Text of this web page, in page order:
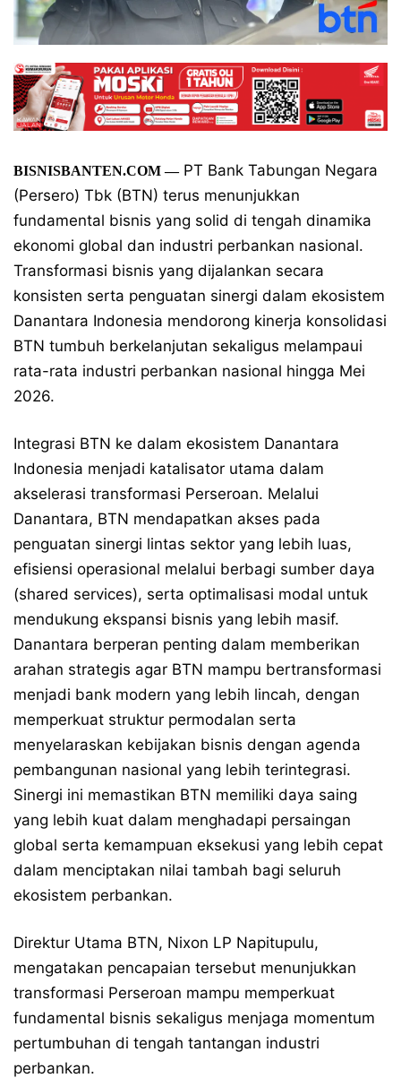
BISNISBANTEN.COM —PT Bank Tabungan Negara
(Persero) Tbk (BTN) terus menunjukkan
fundamental bisnis yang solid di tengah dinamika
ekonomi global dan industri perbankan nasional.
Transformasi bisnis yang dijalankan secara
konsisten serta penguatan sinergi dalam ekosistem
Danantara Indonesia mendorong kinerja konsolidasi
BTN tumbuh berkelanjutan sekaligus melampaui
rata-rata industri perbankan nasional hingga Mei
2026.
Integrasi BTN ke dalam ekosistem Danantara
Indonesia menjadi katalisator utama dalam
akselerasi transformasi Perseroan. Melalui
Danantara, BTN mendapatkan akses pada
penguatan sinergi lintas sektor yang lebih luas,
efisiensi operasional melalui berbagi sumber daya
(shared services), serta optimalisasi modal untuk
mendukung ekspansi bisnis yang lebih masif.
Danantara berperan penting dalam memberikan
arahan strategis agar BTN mampu bertransformasi
menjadi bank modern yang lebih lincah, dengan
memperkuat struktur permodalan serta
menyelaraskan kebijakan bisnis dengan agenda
pembangunan nasional yang lebih terintegrasi.
Sinergi ini memastikan BTN memiliki daya saing
yang lebih kuat dalam menghadapi persaingan
global serta kemampuan eksekusi yang lebih cepat
dalam menciptakan nilai tambah bagi seluruh
ekosistem perbankan.
Direktur Utama BTN, Nixon LP Napitupulu,
mengatakan pencapaian tersebut menunjukkan
transformasi Perseroan mampu memperkuat
fundamental bisnis sekaligus menjaga momentum
pertumbuhan di tengah tantangan industri
perbankan.